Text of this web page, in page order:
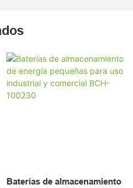
Baterías de almacenamiento